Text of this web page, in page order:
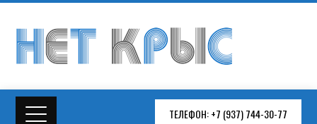
ТЕЛЕФОН: +7 (937) 744-30-77